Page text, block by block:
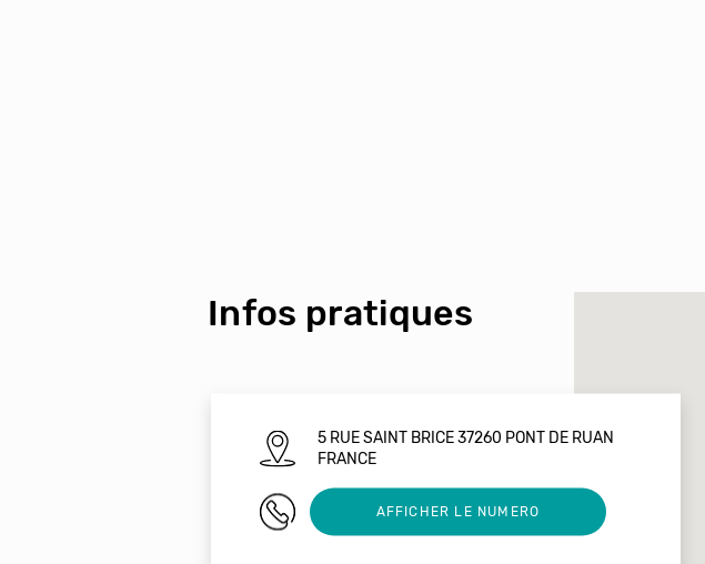
Infos pratiques
5 RUE SAINT BRICE 37260 PONT DE RUAN
FRANCE
0247268148AFFICHER LE NUMERO